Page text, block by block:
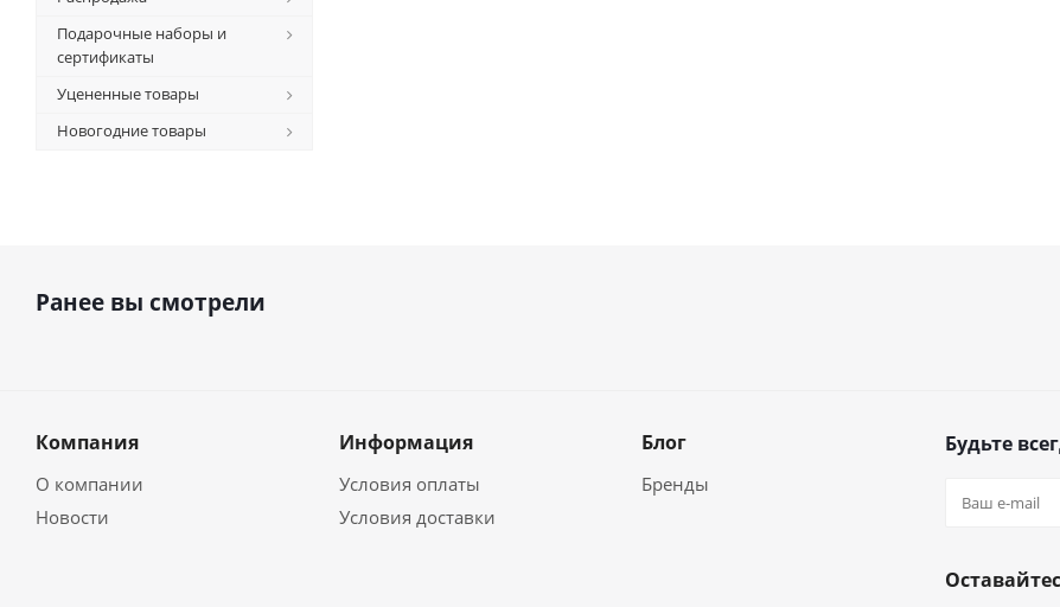
Подарочные наборы и
сертификаты
Уцененные товары
Новогодние товары
Ранее вы смотрели
Компания
О компании
Новости
Информация
Условия оплаты
Условия доставки
Блог
Бренды
Будьте